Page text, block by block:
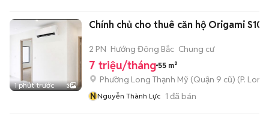
1 phút trước 3
Chính chủ cho thuê căn hộ Origami
2 PN Hướng Đông Bắc Chung cư
7 triệu/tháng 55 m²
Phường Long Thạnh Mỹ (Quận 9 cũ) (P.
NNguyễn Thành Lực 1 đã bán